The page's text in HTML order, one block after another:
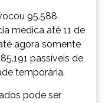
95.588
médica até 11 de
agora somente
passíveis de
temporária.
pode ser